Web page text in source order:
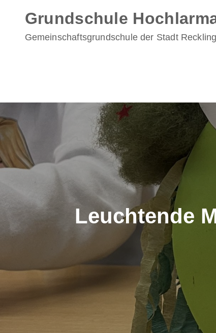
content
Grundschule
Gemeinschaftsgrundschule der Stadt
Leuchtende